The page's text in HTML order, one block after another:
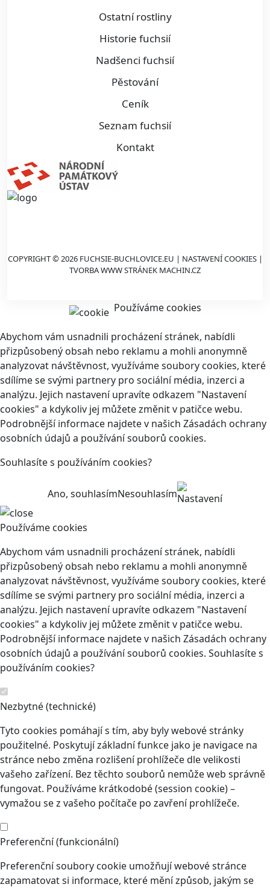
Ostatní rostliny
Historie fuchsií
Nadšenci fuchsií
Pěstování
Ceník
Seznam fuchsií
Kontakt
COPYRIGHT © 2026 FUCHSIE-BUCHLOVICE.EU | NASTAVENÍ COOKIES|
TVORBA WWW STRÁNEK MACHIN.CZ
Používáme cookies
Abychom vám usnadnili procházení stránek, nabídli
přizpůsobený obsah nebo reklamu a mohli anonymně
analyzovat návštěvnost, využíváme soubory cookies, které
sdílíme se svými partnery pro sociální média, inzerci a
analýzu. Jejich nastavení upravíte odkazem "Nastavení
cookies" a kdykoliv jej můžete změnit v patičce webu.
Podrobnější informace najdete v našich Zásadách ochrany
osobních údajů a používání souborů cookies.
Souhlasíte s používáním cookies?
Ano, souhlasímNesouhlasímNastavení
Používáme cookies
Abychom vám usnadnili procházení stránek, nabídli
přizpůsobený obsah nebo reklamu a mohli anonymně
analyzovat návštěvnost, využíváme soubory cookies, které
sdílíme se svými partnery pro sociální média, inzerci a
analýzu. Jejich nastavení upravíte odkazem "Nastavení
cookies" a kdykoliv jej můžete změnit v patičce webu.
Podrobnější informace najdete v našich Zásadách ochrany
osobních údajů a používání souborů cookies. Souhlasíte s
používáním cookies?
Nezbytné (technické)
Tyto cookies pomáhají s tím, aby byly webové stránky
použitelné. Poskytují základní funkce jako je navigace na
stránce nebo změna rozlišení prohlížeče dle velikosti
vašeho zařízení. Bez těchto souborů nemůže web správně
fungovat. Používáme krátkodobé (session cookie) –
vymažou se z vašeho počítače po zavření prohlížeče.
Preferenční (funkcionální)
Preferenční soubory cookie umožňují webové stránce
zapamatovat si informace, které mění způsob, jakým se